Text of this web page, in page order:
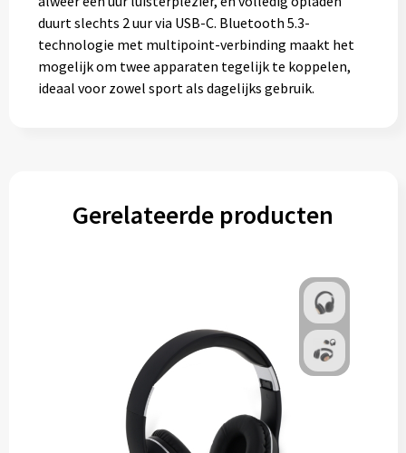
duurt slechts 2 uur via USB-C. Bluetooth 5.3-
technologie met multipoint-verbinding maakt het
mogelijk om twee apparaten tegelijk te koppelen,
ideaal voor zowel sport als dagelijks gebruik.
Gerelateerde producten